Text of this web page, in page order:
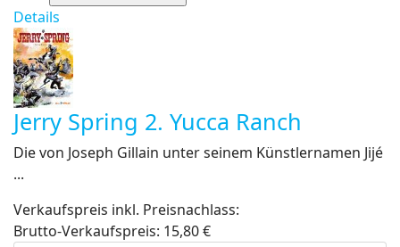
Details
Jerry Spring 2. Yucca Ranch
Die von Joseph Gillain unter seinem Künstlernamen Jijé
...
Verkaufspreis inkl. Preisnachlass:
Brutto-Verkaufspreis: 15,80 €